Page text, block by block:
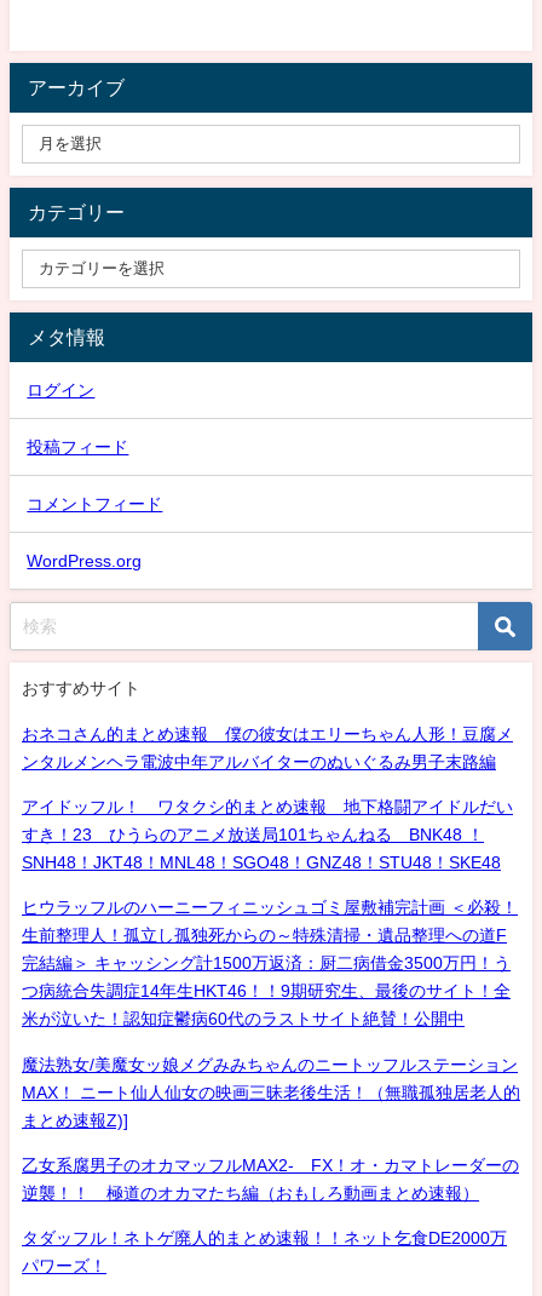
アーカイブ
カテゴリー
メタ情報
ログイン
投稿フィード
コメントフィード
WordPress.org
おすすめサイト
おネコさん的まとめ速報 僕の彼女はエリーちゃん人形！豆腐メ
ンタルメンヘラ電波中年アルバイターのぬいぐるみ男子末路編
アイドッフル！ ワタクシ的まとめ速報 地下格闘アイドルだい
すき！23 ひうらのアニメ放送局101ちゃんねる BNK48 ！
SNH48！JKT48！MNL48！SGO48！GNZ48！STU48！SKE48
ヒウラッフルのハーニーフィニッシュゴミ屋敷補完計画 ＜必殺！
生前整理人！孤立し孤独死からの～特殊清掃・遺品整理への道F
完結編＞ キャッシング計1500万返済：厨二病借金3500万円！う
つ病統合失調症14年生HKT46！！9期研究生、最後のサイト！全
米が泣いた！認知症鬱病60代のラストサイト絶賛！公開中
魔法熟女/美魔女ッ娘メグみみちゃんのニートッフルステーション
MAX！ ニート仙人仙女の映画三昧老後生活！（無職孤独居老人的
まとめ速報Z)]
乙女系腐男子のオカマッフルMAX2- FX！オ・カマトレーダーの
逆襲！！ 極道のオカマたち編（おもしろ動画まとめ速報）
タダッフル！ネトゲ廃人的まとめ速報！！ネット乞食DE2000万
パワーズ！